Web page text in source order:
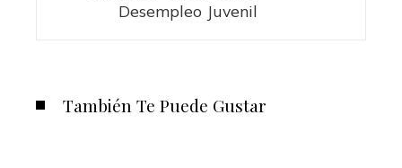
Desempleo Juvenil
También Te Puede Gustar